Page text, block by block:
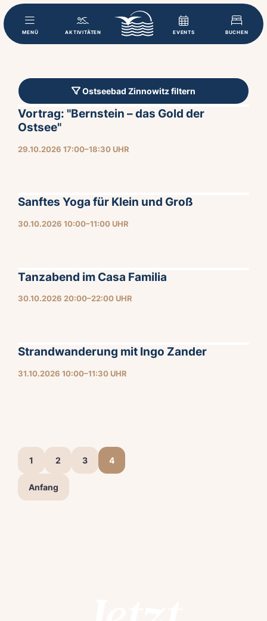
MENÜ AKTIVITÄTEN EVENTS BUCHEN
Ostseebad Zinnowitz filtern
29.10.2026 17:00–18:30 UHR
Vortrag: "Bernstein – das Gold der
Ostsee"
30.10.2026 10:00–11:00 UHR
Sanftes Yoga für Klein und Groß
30.10.2026 20:00–22:00 UHR
Tanzabend im Casa Familia
31.10.2026 10:00–11:30 UHR
Strandwanderung mit Ingo Zander
1 2 3 4
Anfang